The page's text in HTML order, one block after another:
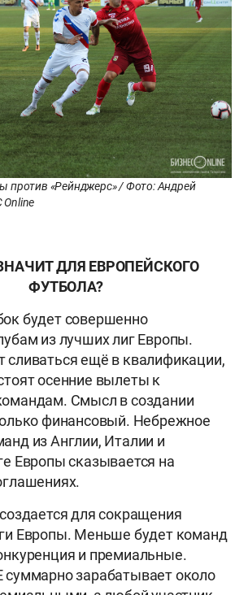
против «Рейнджерс» / Фото: Андрей
ДЛЯ ЕВРОПЕЙСКОГО
ФУТБОЛА?
будет совершенно
из лучших лиг Европы.
сливаться ещё в квалификации,
осенние вылеты к
Смысл в создании
финансовый. Небрежное
из Англии, Италии и
Европы сказывается на
для сокращения
Европы. Меньше будет команд
и премиальные.
суммарно зарабатывает около